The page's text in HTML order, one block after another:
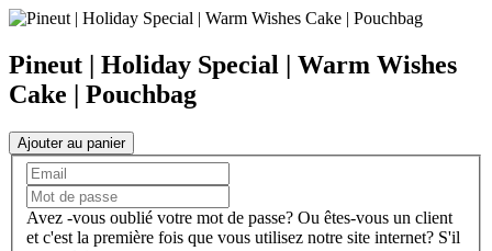
Pineut | Holiday Special | Warm Wishes
Cake | Pouchbag
Ajouter au panier
Avez -vous oublié votre mot de passe? Ou êtes-vous un client
et c'est la première fois que vous utilisez notre site internet? S'il